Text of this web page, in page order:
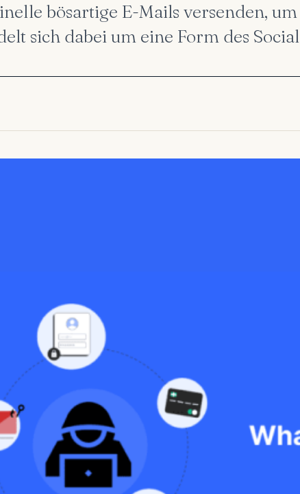
bösartige E-Mails versenden, um
sich dabei um eine Form des Social